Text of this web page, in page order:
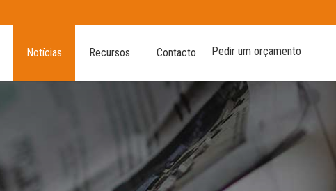
Notícias Recursos Contacto Pedir um orçamento